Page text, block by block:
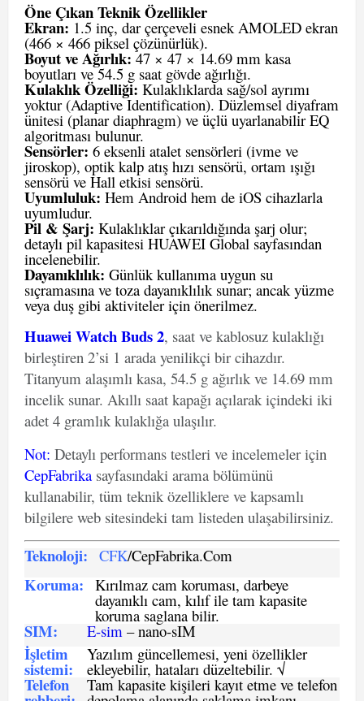
Öne Çıkan Teknik Özellikler
Ekran: 1.5 inç, dar çerçeveli esnek AMOLED ekran
(466 × 466 piksel çözünürlük).
Boyut ve Ağırlık: 47 × 47 × 14.69 mm kasa
boyutları ve 54.5 g saat gövde ağırlığı.
Kulaklık Özelliği: Kulaklıklarda sağ/sol ayrımı
yoktur (Adaptive Identification). Düzlemsel diyafram
ünitesi (planar diaphragm) ve üçlü uyarlanabilir EQ
algoritması bulunur.
Sensörler: 6 eksenli atalet sensörleri (ivme ve
jiroskop), optik kalp atış hızı sensörü, ortam ışığı
sensörü ve Hall etkisi sensörü.
Uyumluluk: Hem Android hem de iOS cihazlarla
uyumludur.
Pil & Şarj: Kulaklıklar çıkarıldığında şarj olur;
detaylı pil kapasitesi HUAWEI Global sayfasından
incelenebilir.
Dayanıklılık: Günlük kullanıma uygun su
sıçramasına ve toza dayanıklılık sunar; ancak yüzme
veya duş gibi aktiviteler için önerilmez.
Huawei Watch Buds 2, saat ve kablosuz kulaklığı
birleştiren 2’si 1 arada yenilikçi bir cihazdır.
Titanyum alaşımlı kasa, 54.5 g ağırlık ve 14.69 mm
incelik sunar. Akıllı saat kapağı açılarak içindeki iki
adet 4 gramlık kulaklığa ulaşılır.
Not: Detaylı performans testleri ve incelemeler için
CepFabrika sayfasındaki arama bölümünü
kullanabilir, tüm teknik özelliklere ve kapsamlı
bilgilere web sitesindeki tam listeden ulaşabilirsiniz.
Teknoloji: CFK/CepFabrika.Com
Koruma: Kırılmaz cam koruması, darbeye
dayanıklı cam, kılıf ile tam kapasite
koruma saglana bilir.
SIM: E-sim – nano-sIM
İşletim
sistemi:
Yazılım güncellemesi, yeni özellikler
ekleyebilir, hataları düzeltebilir. √
Telefon Tam kapasite kişileri kayıt etme ve telefon